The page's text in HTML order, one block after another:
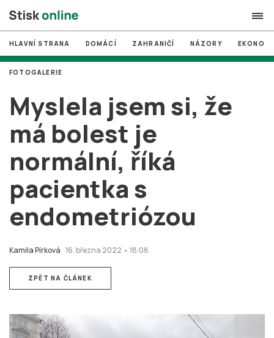
search
# MUNI
# Brno
# volby
login PŘIHLÁSIT SE
Zapomněli jste heslo?
Založit nový účet
HLAVNÍ STRANA DOMÁCÍ ZAHRANIČÍ NÁZORY
Myslela jsem si, že
má bolest je
normální, říká
pacientka s
endometriózou
Kamila Pírková 16. března 2022 • 18:08
FOTOGALERIE
ZPĚT NA ČLÁNEK